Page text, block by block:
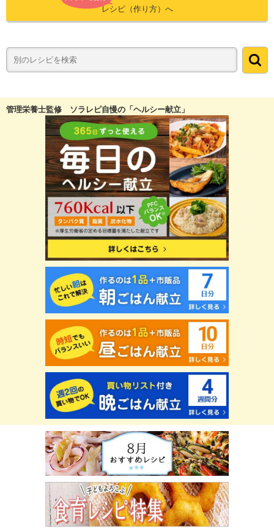
レシピ（作り方）へ
管理栄養士監修 ソラレピ自慢の「ヘルシー献立」